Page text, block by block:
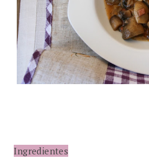
Ingredientes